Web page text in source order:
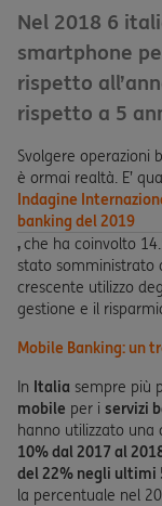
Nel 2018 6
smartphone
rispetto
rispetto a 5
Svolgere operazioni
è ormai realtà. E’
Indagine
banking del 2019
,che ha coinvolto
stato somministrato
crescente utilizzo
gestione e il
Mobile Banking: un
In Italia sempre più
mobile per i servizi
hanno utilizzato una
10% dal 2017 al
del 22% negli ultimi
la percentuale nel